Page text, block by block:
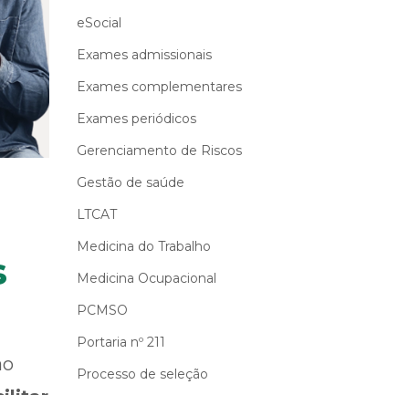
eSocial
Exames admissionais
Exames complementares
Exames periódicos
Gerenciamento de Riscos
Gestão de saúde
LTCAT
Medicina do Trabalho
Medicina Ocupacional
PCMSO
Portaria nº 211
Processo de seleção